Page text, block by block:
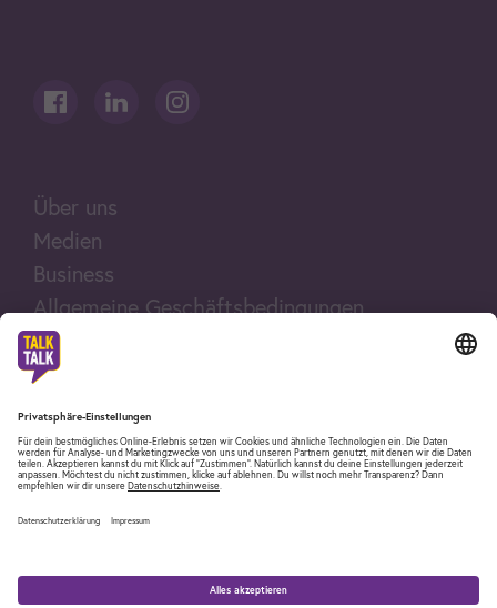
Über uns
Medien
Business
Allgemeine Geschäftsbedingungen
Rechtliche Hinweise
Impressum
Fair Use Policy